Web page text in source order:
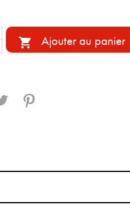
 Ajouter au panier
Tweet